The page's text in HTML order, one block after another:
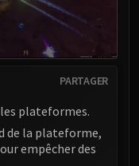
PARTAGER
plateformes.
de la plateforme,
empêcher des